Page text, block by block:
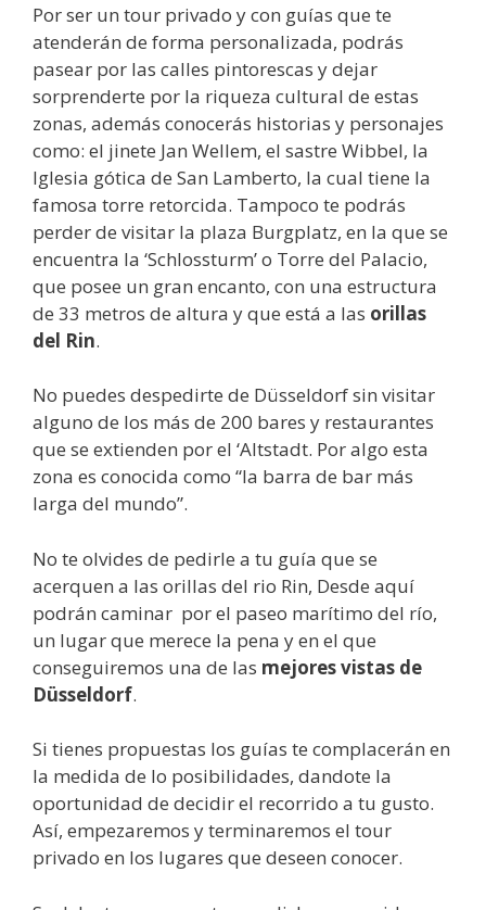
Por ser un tour privado y con guías que te
atenderán de forma personalizada, podrás
pasear por las calles pintorescas y dejar
sorprenderte por la riqueza cultural de estas
zonas, además conocerás historias y personajes
como: el jinete Jan Wellem, el sastre Wibbel, la
Iglesia gótica de San Lamberto, la cual tiene la
famosa torre retorcida. Tampoco te podrás
perder de visitar la plaza Burgplatz, en la que se
encuentra la ‘Schlossturm’ o Torre del Palacio,
que posee un gran encanto, con una estructura
de 33 metros de altura y que está a las orillas
del Rin.
No puedes despedirte de Düsseldorf sin visitar
alguno de los más de 200 bares y restaurantes
que se extienden por el ‘Altstadt. Por algo esta
zona es conocida como “la barra de bar más
larga del mundo”.
No te olvides de pedirle a tu guía que se
acerquen a las orillas del rio Rin, Desde aquí
podrán caminar por el paseo marítimo del río,
un lugar que merece la pena y en el que
conseguiremos una de las mejores vistas de
Düsseldorf.
Si tienes propuestas los guías te complacerán en
la medida de lo posibilidades, dandote la
oportunidad de decidir el recorrido a tu gusto.
Así, empezaremos y terminaremos el tour
privado en los lugares que deseen conocer.